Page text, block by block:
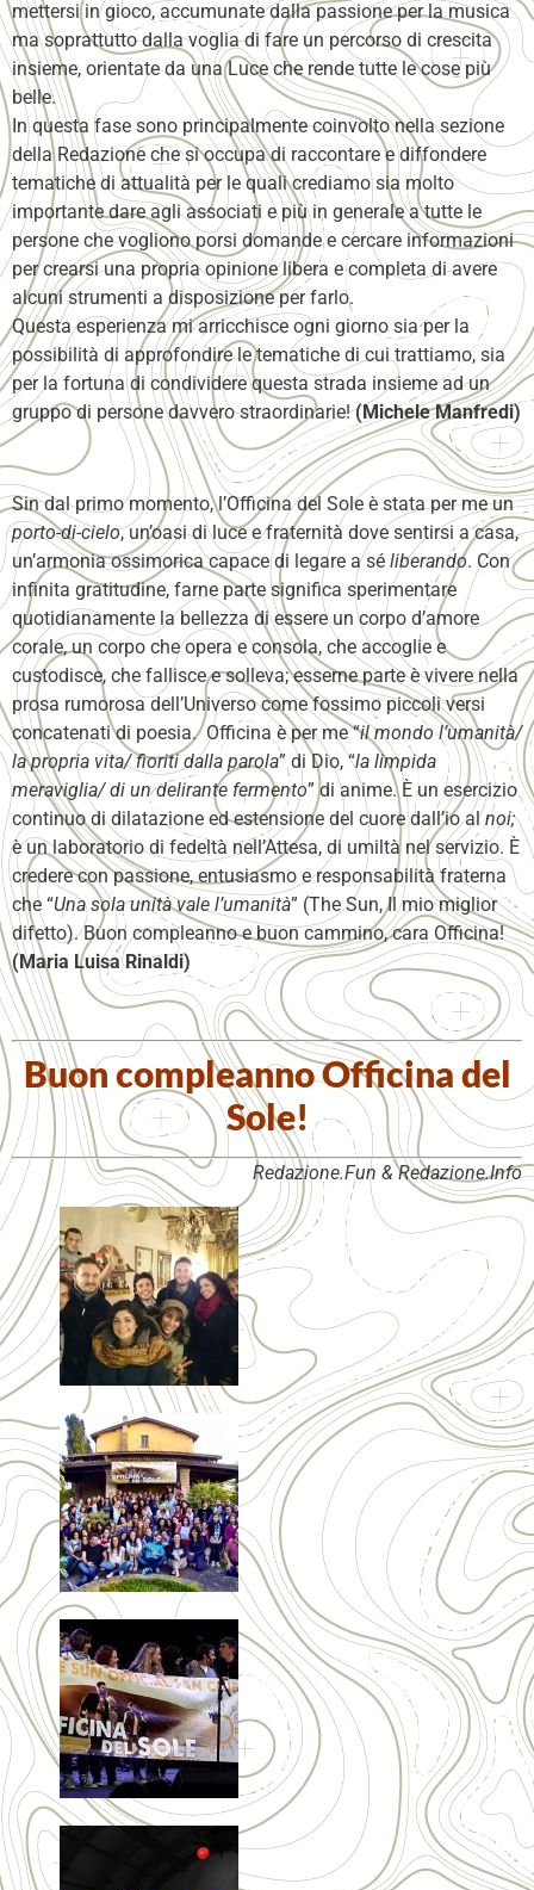
mettersi in gioco, accumunate dalla passione per la musica
ma soprattutto dalla voglia di fare un percorso di crescita
insieme, orientate da una Luce che rende tutte le cose più
belle.
In questa fase sono principalmente coinvolto nella sezione
della Redazione che si occupa di raccontare e diffondere
tematiche di attualità per le quali crediamo sia molto
importante dare agli associati e più in generale a tutte le
persone che vogliono porsi domande e cercare informazioni
per crearsi una propria opinione libera e completa di avere
alcuni strumenti a disposizione per farlo.
Questa esperienza mi arricchisce ogni giorno sia per la
possibilità di approfondire le tematiche di cui trattiamo, sia
per la fortuna di condividere questa strada insieme ad un
gruppo di persone davvero straordinarie!(Michele Manfredi)
Sin dal primo momento, l’Officina del Sole è stata per me un
porto-di-cielo, un’oasi di luce e fraternità dove sentirsi a casa,
un’armonia ossimorica capace di legare a sé liberando. Con
infinita gratitudine, farne parte significa sperimentare
quotidianamente la bellezza di essere un corpo d’amore
corale, un corpo che opera e consola, che accoglie e
custodisce, che fallisce e solleva; esserne parte è vivere nella
prosa rumorosa dell’Universo come fossimo piccoli versi
concatenati di poesia. Officina è per me “il mondo l’umanità/
la propria vita/ fioriti dalla parola” di Dio, “la limpida
meraviglia/ di un delirante fermento” di anime. È un esercizio
continuo di dilatazione ed estensione del cuore dall’io alnoi;
è un laboratorio di fedeltà nell’Attesa, di umiltà nel servizio. È
credere con passione, entusiasmo e responsabilità fraterna
che “Una sola unità vale l’umanità” (The Sun, Il mio miglior
difetto). Buon compleanno e buon cammino, cara Officina!
(Maria Luisa Rinaldi)
Buon compleanno Officina del
Sole!
Redazione.Fun & Redazione.Info